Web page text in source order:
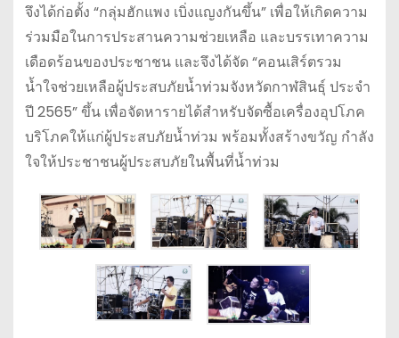
จึงได้ก่อตั้ง “กลุ่มฮักแพง เบิ่งแญงกันขึ้น” เพื่อให้เกิดความ
ร่วมมือในการประสานความช่วยเหลือ และบรรเทาความ
เดือดร้อนของประชาชน และจึงได้จัด “คอนเสิร์ตรวม
น้ำใจช่วยเหลือผู้ประสบภัยน้ำท่วมจังหวัดกาฬสินธุ์ ประจำ
ปี 2565” ขึ้น เพื่อจัดหารายได้สำหรับจัดซื้อเครื่องอุปโภค
บริโภคให้แก่ผู้ประสบภัยน้ำท่วม พร้อมทั้งสร้างขวัญ กำลัง
ใจให้ประชาชนผู้ประสบภัยในพื้นที่น้ำท่วม